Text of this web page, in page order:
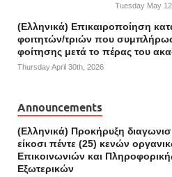
Tuesday May
(Ελληνικά) Επικαιροποίηση
φοιτητών/τριών που
φοίτησης μετά το πέρας του
Thursday April 30th, 2026
Announcements
(Ελληνικά) Προκήρυξη
είκοσι πέντε (25) κενών
Επικοινωνιών και
Εξωτερικών